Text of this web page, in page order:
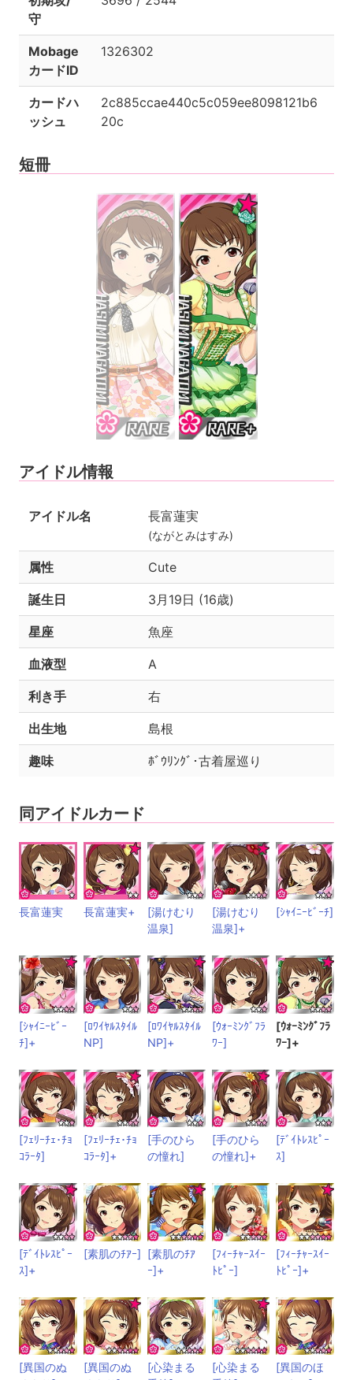
守
Mobage
カードID
1326302
カードハ
ッシュ
2c885ccae440c5c059ee8098121b6
20c
短冊
アイドル情報
アイドル名 長富蓮実
(ながとみはすみ)
属性 Cute
誕生日 3月19日 (16歳)
星座 魚座
血液型 A
利き手 右
出生地 島根
趣味 ﾎﾞｳﾘﾝｸﾞ･古着屋巡り
同アイドルカード
長富蓮実 長富蓮実+
[湯けむり
温泉]
[湯けむり
温泉]+
[ｼｬｲﾆｰﾋﾞｰﾁ]
[ｼｬｲﾆｰﾋﾞｰ
ﾁ]+
[ﾛﾜｲﾔﾙｽﾀｲﾙ
NP]
[ﾛﾜｲﾔﾙｽﾀｲﾙ
NP]+
[ｳｫｰﾐﾝｸﾞﾌﾗ
ﾜｰ]
[ｳｫｰﾐﾝｸﾞﾌﾗ
ﾜｰ]+
[ﾌｪﾘｰﾁｪ･ﾁｮ
ｺﾗｰﾀ]
[ﾌｪﾘｰﾁｪ･ﾁｮ
ｺﾗｰﾀ]+
[手のひら
の憧れ]
[手のひら
の憧れ]+
[ﾃﾞｲﾄﾚｽﾋﾟｰ
ｽ]
[ﾃﾞｲﾄﾚｽﾋﾟｰ
ｽ]+
[素肌のﾁｱｰ] [素肌のﾁｱ
ｰ]+
[ﾌｨｰﾁｬｰｽｲｰ
ﾄﾋﾟｰ]
[ﾌｨｰﾁｬｰｽｲｰ
ﾄﾋﾟｰ]+
[異国のぬ
[異国のぬ
[心染まる
[心染まる
[異国のほ